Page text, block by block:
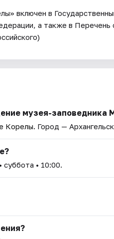
включен в
а также в Перечень
музея-заповедника
Корелы. Город —
• суббота • 10:00.